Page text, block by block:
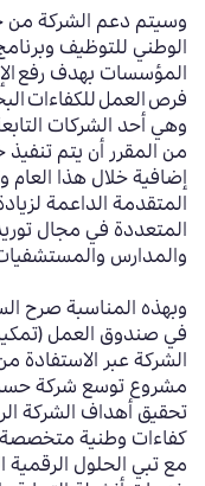
وسيتمدعم الشركةمن
الوطني للتوظيف
المؤسسات بهدفرفع
فرص العمل للكفاءات
وهي أحد الشركات
من المقرر أن يتم
إضافية خلال هذا
المتقدمة الداعمة
المتعددة في مجال
والمدارس
وبهذه المناسبة صرح
في صندوق العمل
الشركةعبر الاستفادة
مشروع توسع شركة
تحقيق أهداف الشركة
كفاءات وطنية متخصصة
مع تبي الحلول